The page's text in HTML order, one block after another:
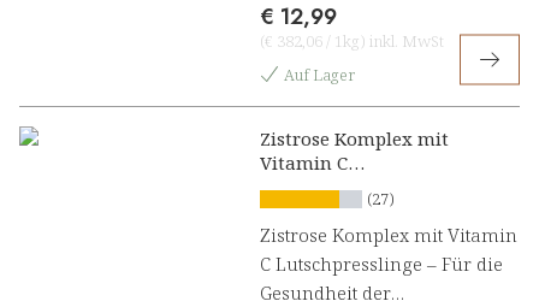
€ 12,99
(€ 382,06 / 1kg) inkl. MwSt
Auf Lager
Zistrose Komplex mit
Vitamin C
Lutschpresslinge
(27)
Zistrose Komplex mit Vitamin
C Lutschpresslinge – Für die
Gesundheit der